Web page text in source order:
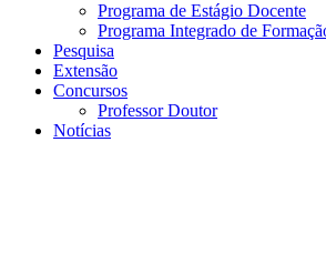
Programa de Estágio Docente
Programa Integrado de
Pesquisa
Extensão
Concursos
Professor Doutor
Notícias